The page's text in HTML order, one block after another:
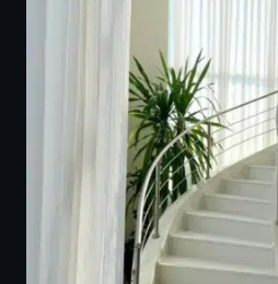
VIDRO
LOUVEIRA